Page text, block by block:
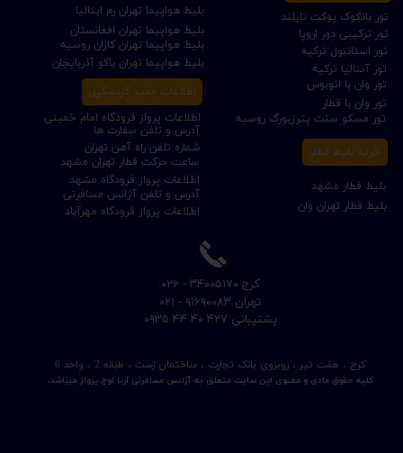
کلیه حقوق مادی و معنوی این سایت متعلق به آژانس مسافرتی آریا اوج پرواز میباشد.
​تهران ۹۱۶۹۰۰۸۳ - ۰۲۱
کرج ، هفت تیر ، روبروی بانک تجارت ، ساختمان ژست ، طبقه 2 ، واحد 6
​کرج ۳۴۰۰۵۱۷۰ - ۰۲۶
​پشتیبانی ۴۲۷ ۴۰ ۴۴ ۰۹۳۵
تور ترکیبی دور اروپا بلیط هواپیما تهران افغانستان
بلیط قطار تهران وان
بلیط قطار مشهد
بلیط هواپیما تهران رم ایتالیا
اطلاعات پرواز فرودگاه امام خمینی
بلیط هواپیما تهران باکو آذربایجان
بلیط هواپیما تهران کازان روسیه
تور آنتالیا ترکیه
تور استانبول ترکیه
تور مسکو سنت پترزبورگ روسیه
تور وان با قطار
تور بانکوک پوکت تایلند
تور وان با اتوبوس
ساعت حرکت قطار تهران مشهد
خرید بلیط قطار شماره تلفن راه آهن تهران
اطلاعات پرواز فرودگاه مهرآباد
اطلاعات پرواز فرودگاه مشهد
آدرس و تلفن سفارت ها
آدرس و تلفن آژانس مسافرتی
اطلاعات مفید گردشگری